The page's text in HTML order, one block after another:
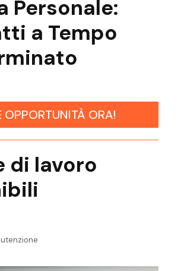
Personale:
a Tempo
OPPORTUNITÀ ORA!
di lavoro